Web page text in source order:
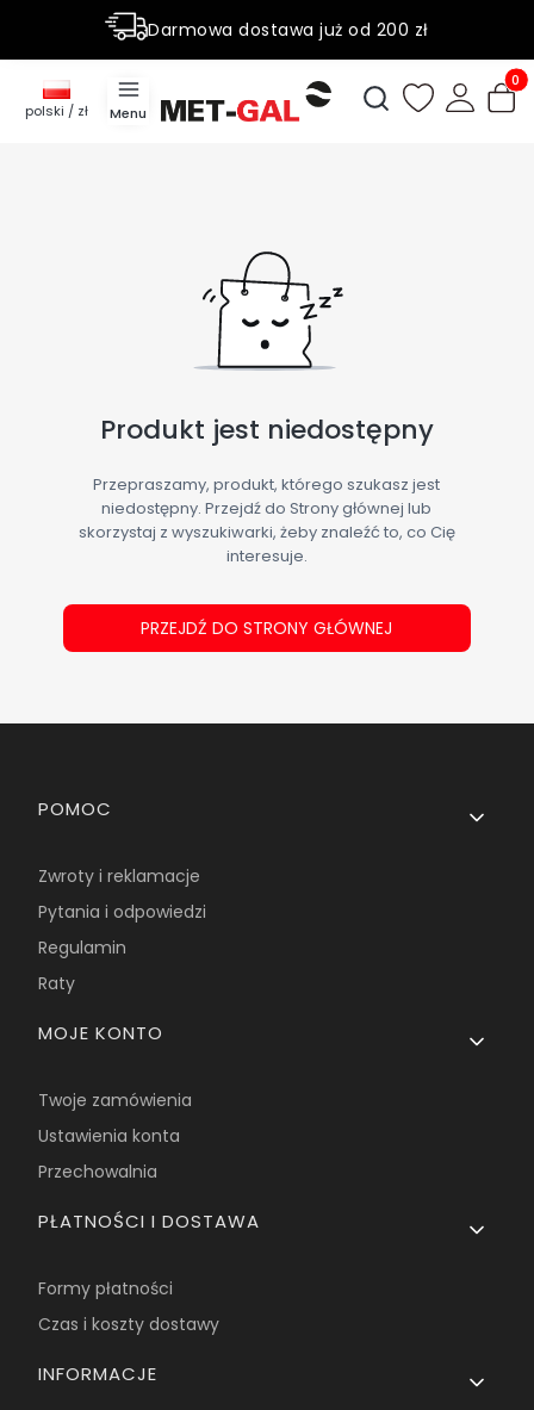
Darmowa dostawa już od 200 zł
Rabaty do 50% na wybrane produky
Menu
Otwórz
polski / zł
Produkt jest niedostępny
Przepraszamy, produkt, którego szukasz jest
niedostępny. Przejdź do Strony głównej lub
skorzystaj z wyszukiwarki, żeby znaleźć to, co Cię
interesuje.
PRZEJDŹ DO STRONY GŁÓWNEJ
Linki w stopce
POMOC
Zwroty i reklamacje
Pytania i odpowiedzi
Regulamin
Raty
MOJE KONTO
Twoje zamówienia
Ustawienia konta
Przechowalnia
PŁATNOŚCI I DOSTAWA
Formy płatności
Czas i koszty dostawy
INFORMACJE